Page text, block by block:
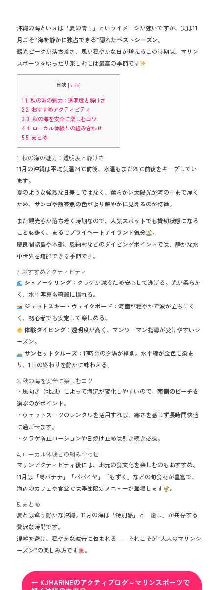
沖縄の海といえば「夏の青！」というイメージが強いですが、実は11
月こそ“海を静かに独占できる”隠れたベストシーズン。
観光ピークが落ち着き、風が穏やかな日が増えるこの時期は、マリン
スポーツをゆったり楽しむには最高の季節です
目次 [hide]
1 1. 秋の海の魅力：透明度と静けさ
22. おすすめアクティビティ
3 3. 秋の海を安全に楽しむコツ
44. ローカル体験との組み合わせ
55. まとめ
1. 秋の海の魅力：透明度と静けさ
11月の沖縄は平均気温24℃前後、水温もまだ25℃前後をキープしてい
ます。
夏のような強烈な日差しではなく、柔らかい太陽光が海の中まで届く
ため、 サンゴや熱帯魚の色がより鮮やかに見えるのが特徴。
また観光客が落ち着く時期なので、 人気スポットでも貸切状態になる
ことも多く、まるでプライベートアイランド気分
。
慶良間諸島や本部、恩納村などのダイビングポイントでは、静かな水
中世界を堪能できる季節です。
2. おすすめアクティビティ
シュノーケリング：クラゲが減るため安心して泳げる。光が柔らか
く、水中写真も綺麗に撮れる。
ジェットスキー・ウェイクボード ：海面が穏やかで波が立ちにく
く、初心者でも安定して楽しめる。
体験ダイビング：透明度が高く、マンツーマン指導が受けやすいシ
ーズン。
サンセットクルーズ ：17時台の夕陽が格別。水平線が金色に染ま
り、1日の終わりを静かに味わえる。
3. 秋の海を安全に楽しむコツ
・風向き（北風）によって海況が変化しやすいので、 南側のビーチを
選ぶのがポイント。
・ウェットスーツのレンタルを活用すれば、寒さを感じず長時間快適
に過ごせます。
・クラゲ防止ローションや日焼け止めは引き続き必須。
4. ローカル体験との組み合わせ
マリンアクティビティ後には、地元の食文化を楽しむのもおすすめ。
11月は「島バナナ」「パパイヤ」「もずく」などの旬食材が豊富で、
海辺のカフェや食堂では季節限定メニューが登場します
。
5. まとめ
夏とは違う静かな沖縄。11月の海は「特別感」と「癒し」が共存する
贅沢な時間です。
混雑を避け、穏やかな波音に包まれる──それこそが“大人のマリンシ
ーズン”の楽しみ方です
。
← KJMARINEのアクティブログ～マリンスポーツで